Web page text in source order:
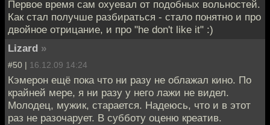
Первое время сам охуевал от подобных вольностей.
Как стал получше разбираться - стало понятно и про
двойное отрицание, и про "he don't like it" :)
Lizard »
#50 | 16.12.09 14:24
Кэмерон ещё пока что ни разу не облажал кино. По
крайней мере, я ни разу у него лажи не видел.
Молодец, мужик, старается. Надеюсь, что и в этот
раз не разочарует. В субботу оценю креатив.